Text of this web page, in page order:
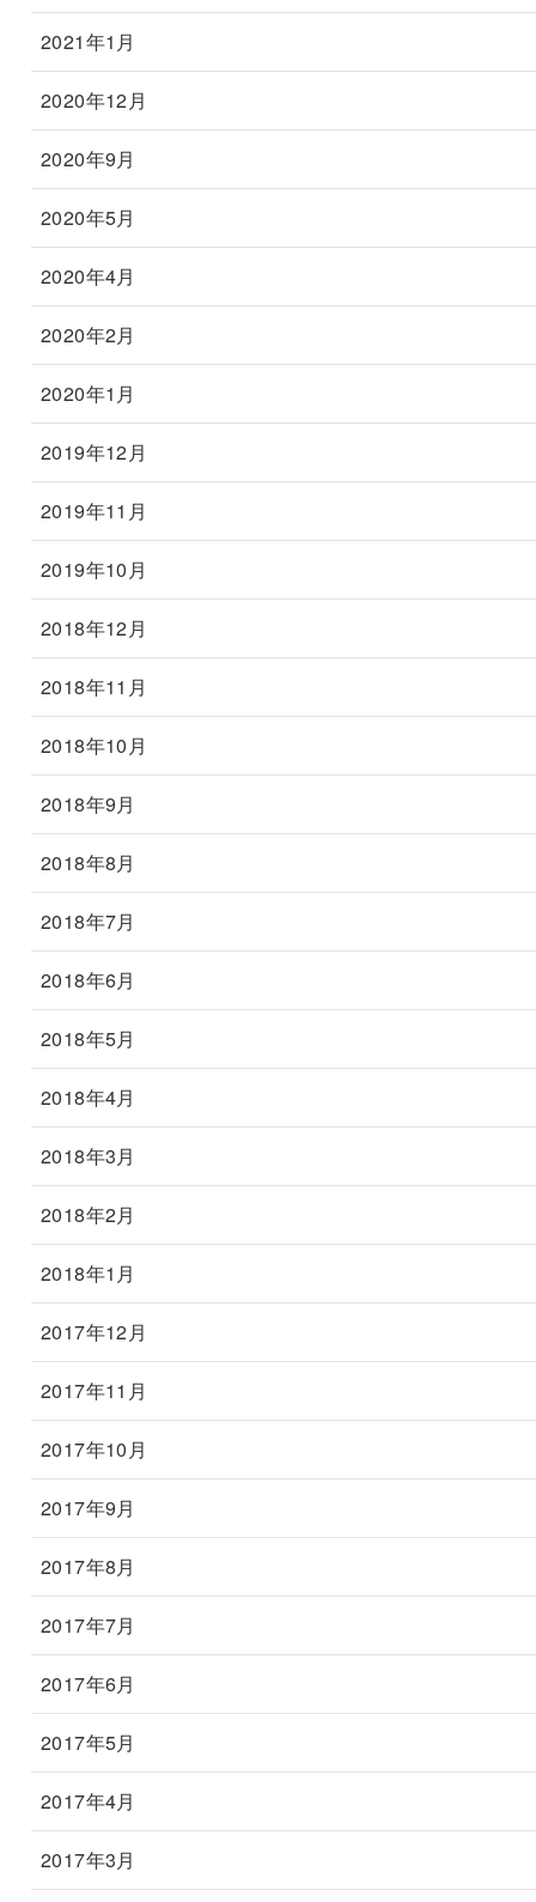
2021年1月
2020年12月
2020年9月
2020年5月
2020年4月
2020年2月
2020年1月
2019年12月
2019年11月
2019年10月
2018年12月
2018年11月
2018年10月
2018年9月
2018年8月
2018年7月
2018年6月
2018年5月
2018年4月
2018年3月
2018年2月
2018年1月
2017年12月
2017年11月
2017年10月
2017年9月
2017年8月
2017年7月
2017年6月
2017年5月
2017年4月
2017年3月